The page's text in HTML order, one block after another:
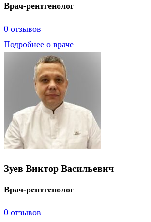
Врач-рентгенолог
0 отзывов
Подробнее о враче
Зуев Виктор Васильевич
Врач-рентгенолог
0 отзывов